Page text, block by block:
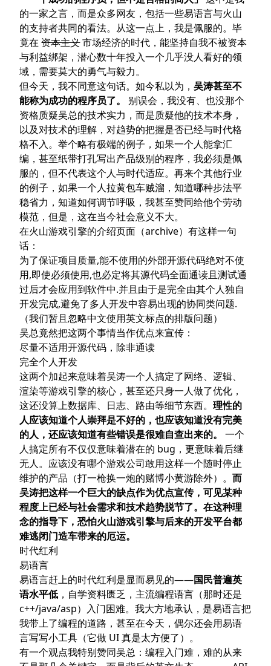
的一家之言，而是众多网友，包括一些易语言与火山
的支持者共同的看法。从这一点上，我是佩服的。毕
竟在资本主义市场经济的时代，能坚持自我不被资本
与利益绑架，潜心数十年投入一个几乎没人看好的领
域，需要莫大的勇气与毅力。
但今天，我不同意这句话。如今私以为，吴涛甚至不
能称为成功的程序员了。
别误会，我没有、也没那个
资格质疑吴总的技术实力，而是质疑他的技术本身，
以及对技术的理解，对趋势的把握是否已经与时代格
格不入。举个略有极端的例子，如果一个人能拿汇
编，甚至纸带打孔写出产品级别的程序，我必须是佩
服的，但不代表这个人与时代适应。再来个其他行业
的例子，如果一个人拉黄包车贼溜，知道哪种步法平
稳省力，知道如何调节呼吸，我甚至赞同给他个劳动
模范，但是，这在当今社会意义不大。
在火山游戏引擎的介绍页面 （archive）有这样一句
话：
为了保证项目质量,能不使用的外部开源代码绝对不使
用,即使必须使用,也必定将其源代码全面通读且测试通
过后才会应用到软件中.并且由于是完全由其个人独自
开发完成,避免了多人开发中容易出现的协同类问题.
（我们暂且忽略中文使用英文标点的排版问题）
吴总竟然把这两个事情当作优点来宣传：
尽量不适用开源代码，除非通读
完全个人开发
这两个加起来意味着吴涛一个人搞定了网络、逻辑、
渲染等游戏引擎的核心，甚至还只身一人做了优化，
这还没算上数据库、日志、路由等细节东西。理性的
人应该知道个人崇拜是不好的，也应该知道没有完美
的人，还应该知道有些错误是很难自查出来的。
一个
人搞定所有不仅仅意味着潜在的 bug，更意味着后继
无人。应该没有哪个游戏公司敢用这样一个随时停止
维护的产品（打一枪换一炮的赌博小黄游除外）。而
吴涛把这样一个巨大的缺点作为优点宣传，可见某种
程度上已经与社会需求和技术趋势脱节了。在这种理
念的指导下，恐怕火山游戏引擎与后来的开发平台都
难逃闭门造车带来的厄运。
时代红利
易语言
易语言赶上的时代红利是显而易见的——国民普遍英
语水平低 ，自学资料匮乏，主流编程语言（那时还是
c++/java/asp）入门困难。我大方地承认，是易语言把
我带上了编程的道路，甚至在今天，偶尔还会用易语
言写写小工具（它做 UI 真是太方便了）。
有一个观点我特别赞同吴总：编程入门难，难的从来